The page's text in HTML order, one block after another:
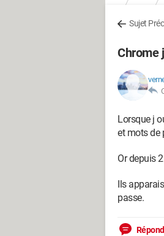
Sujet
Chrome
Lorsque j
et mots de
Or depuis
Ils
passe.